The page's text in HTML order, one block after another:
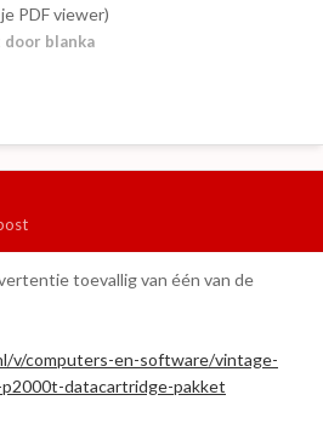
PDF viewer)
door blanka
toevallig van één van de
v/computers-en-software/vintage-
datacartridge-pakket